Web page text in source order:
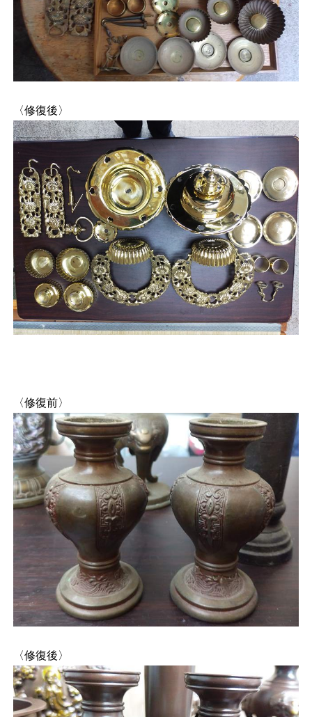
〈修復後〉
〈修復前〉
〈修復後〉